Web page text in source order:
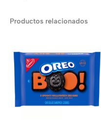
Productos relacionados